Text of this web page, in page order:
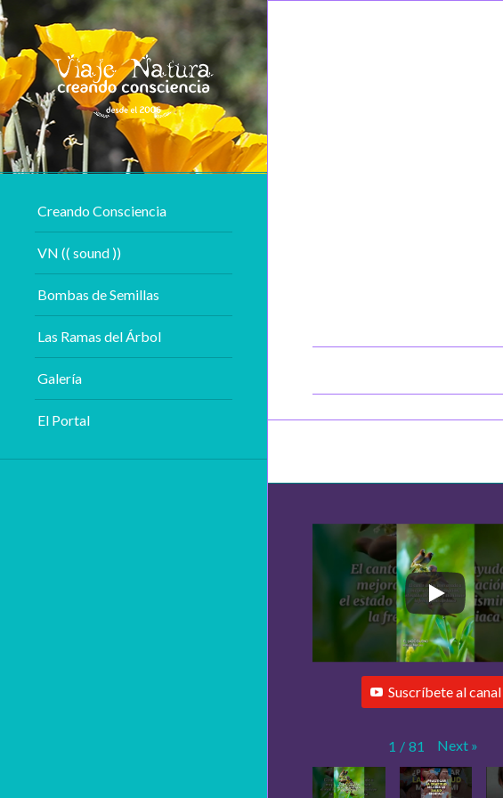
Creando Consciencia
VN (( sound ))
Bombas de Semillas
Las Ramas del Árbol
Galería
El Portal
Suscríbete al canal
1 / 81 Next »